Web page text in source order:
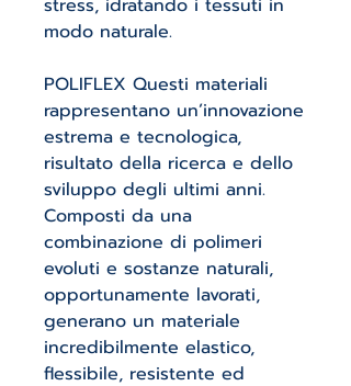
stress, idratando i tessuti in
modo naturale.
POLIFLEX Questi materiali
rappresentano un’innovazione
estrema e tecnologica,
risultato della ricerca e dello
sviluppo degli ultimi anni.
Composti da una
combinazione di polimeri
evoluti e sostanze naturali,
opportunamente lavorati,
generano un materiale
incredibilmente elastico,
flessibile, resistente ed